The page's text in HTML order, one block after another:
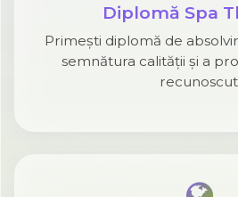
Diplomă Spa
Primești diplomă de
semnătura calității și a